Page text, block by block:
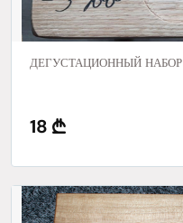
ДЕГУСТАЦИОННЫЙ НАБОР
18